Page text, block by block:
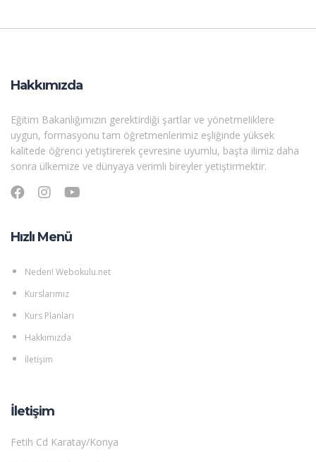
Hakkımızda
Eğitim Bakanlığımızın gerektirdiği şartlar ve yönetmeliklere
uygun, formasyonu tam öğretmenlerimiz eşliğinde yüksek
kalitede öğrenci yetiştirerek çevresine uyumlu, başta ilimiz daha
sonra ülkemize ve dünyaya verimli bireyler yetiştirmektir.
Hızlı Menü
Neden! Webokulu.net
Kurslarımız
Kurs Planları
Hakkımızda
İletişim
İletişim
Fetih Cd Karatay/Konya